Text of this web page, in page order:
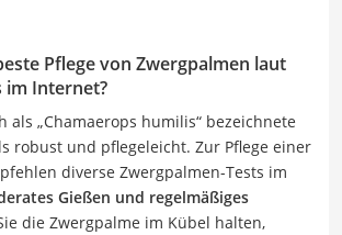
Pflege von Zwergpalmen laut
im Internet?
als „Chamaerops humilis“ bezeichnete
robust und pflegeleicht. Zur Pflege einer
diverse Zwergpalmen-Tests im
Gießen und regelmäßiges
die Zwergpalme im Kübel halten,